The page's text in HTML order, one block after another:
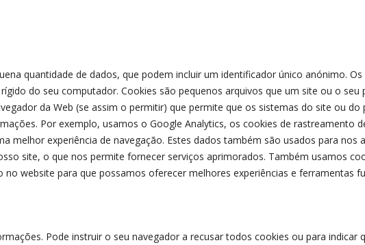
quantidade de dados, que podem incluir um identificador único anónimo.
do seu computador. Cookies são pequenos arquivos que um site ou o
da Web (se assim o permitir) que permite que os sistemas do site ou
Por exemplo, usamos o Google Analytics, os cookies de rastreamento
melhor experiência de navegação. Estes dados também são usados para nos
site, o que nos permite fornecer serviços aprimorados. Também usamos
website para que possamos oferecer melhores experiências e ferramentas
Pode instruir o seu navegador a recusar todos cookies ou para indicar